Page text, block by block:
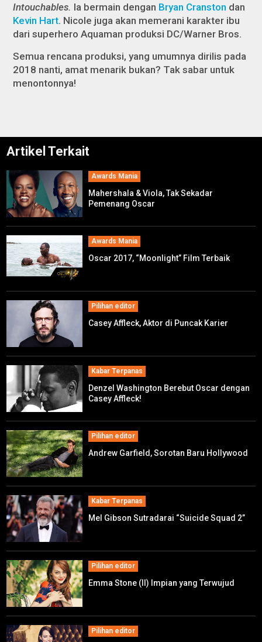
Intouchables. Ia bermain dengan Bryan Cranston dan
Kevin Hart. Nicole juga akan memerani karakter ibu
dari superhero Aquaman produksi DC/Warner Bros.
Semua rencana produksi, yang umumnya dirilis pada
2018 nanti, amat menarik bukan? Tak sabar untuk
menontonnya!
Artikel Terkait
Awards Mania
Mahershala & Viola, Tak Sekadar
Pemenang Oscar
Awards Mania
Oscar 2017, “Moonlight” Film Terbaik
Pilihan editor
Casey Affleck, Aktor di Puncak Karier
Kabar Terpanas
Denzel Washington Berebut Oscar dengan
Casey Affleck!
Pilihan editor
Andrew Garfield, Sorotan Baru Hollywood
Kabar Terpanas
Mel Gibson Sutradarai “Suicide Squad 2”
Pilihan editor
Emma Stone (II) Impian yang Terwujud
Pilihan editor